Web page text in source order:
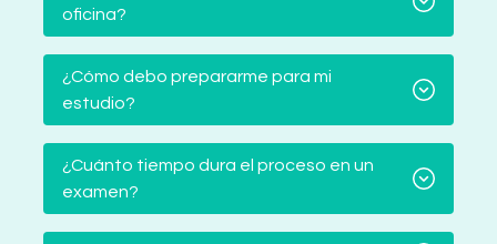
oficina?
¿Cómo debo prepararme para mi
estudio?
¿Cuánto tiempo dura el proceso en un
examen?